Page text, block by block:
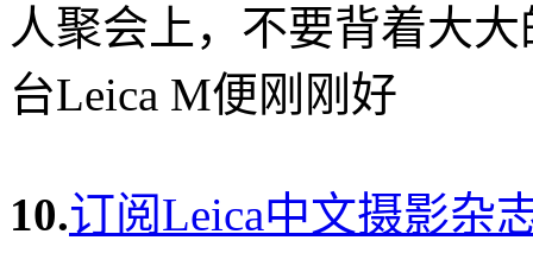
人聚会上，不要背着大
台Leica M便刚刚好
10.订阅Leica中文摄影杂